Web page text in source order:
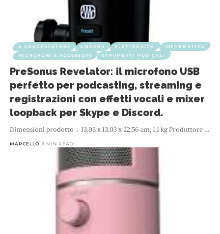
A CONDENSATORE AMAZON ELETTRONICA
INFORMATICA
MICROFONI E ACCESSORI
STRUMENTI MUSICALI
PreSonus Revelator: il microfono USB
perfetto per podcasting, streaming e
registrazioni con effetti vocali e mixer
loopback per Skype e Discord.
…
MARCELLO 1 MIN READ